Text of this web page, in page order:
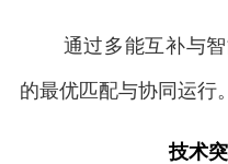
通过多能互补与
的最优匹配与协同运行。
技术